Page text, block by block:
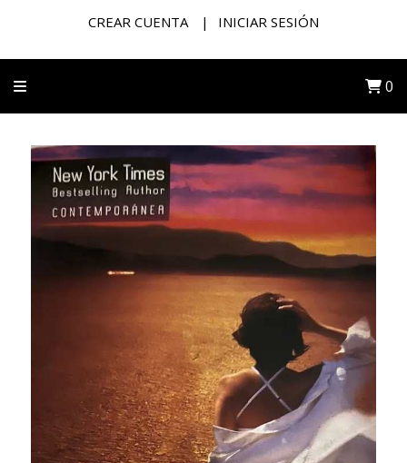
CREAR CUENTA INICIAR SESIÓN
0